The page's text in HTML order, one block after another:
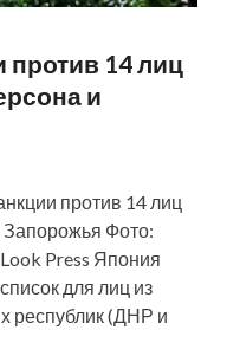
против 14 лиц
и
против 14 лиц
Фото:
Press Япония
для лиц из
республик (ДНР и